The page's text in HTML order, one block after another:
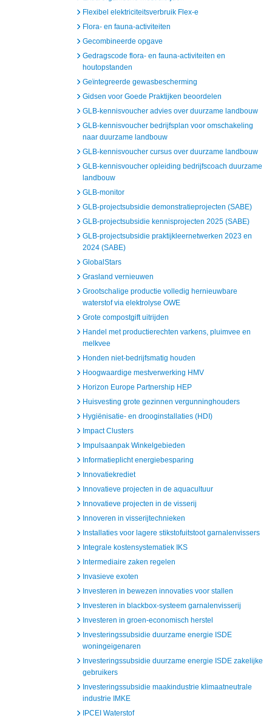
Flexibel elektriciteitsverbruik Flex-e
Flora- en fauna-activiteiten
Gecombineerde opgave
Gedragscode flora- en fauna-activiteiten en
houtopstanden
Geïntegreerde gewasbescherming
Gidsen voor Goede Praktijken beoordelen
GLB-kennisvoucher advies over duurzame landbouw
GLB-kennisvoucher bedrijfsplan voor omschakeling
naar duurzame landbouw
GLB-kennisvoucher cursus over duurzame landbouw
GLB-kennisvoucher opleiding bedrijfscoach duurzame
landbouw
GLB-monitor
GLB-projectsubsidie demonstratieprojecten (SABE)
GLB-projectsubsidie kennisprojecten 2025 (SABE)
GLB-projectsubsidie praktijkleernetwerken 2023 en
2024 (SABE)
GlobalStars
Grasland vernieuwen
Grootschalige productie volledig hernieuwbare
waterstof via elektrolyse OWE
Grote compostgift uitrijden
Handel met productierechten varkens, pluimvee en
melkvee
Honden niet-bedrijfsmatig houden
Hoogwaardige mestverwerking HMV
Horizon Europe Partnership HEP
Huisvesting grote gezinnen vergunninghouders
Hygiënisatie- en drooginstallaties (HDI)
Impact Clusters
Impulsaanpak Winkelgebieden
Informatieplicht energiebesparing
Innovatiekrediet
Innovatieve projecten in de aquacultuur
Innovatieve projecten in de visserij
Innoveren in visserijtechnieken
Installaties voor lagere stikstofuitstoot garnalenvissers
Integrale kostensystematiek IKS
Intermediaire zaken regelen
Invasieve exoten
Investeren in bewezen innovaties voor stallen
Investeren in blackbox-systeem garnalenvisserij
Investeren in groen-economisch herstel
Investeringssubsidie duurzame energie ISDE
woningeigenaren
Investeringssubsidie duurzame energie ISDE zakelijke
gebruikers
Investeringssubsidie maakindustrie klimaatneutrale
industrie IMKE
IPCEI Waterstof